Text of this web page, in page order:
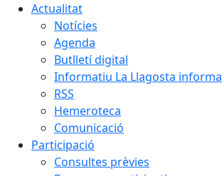
Actualitat
Notícies
Agenda
Butlletí digital
Informatiu La Llagosta informa
RSS
Hemeroteca
Comunicació
Participació
Consultes prèvies